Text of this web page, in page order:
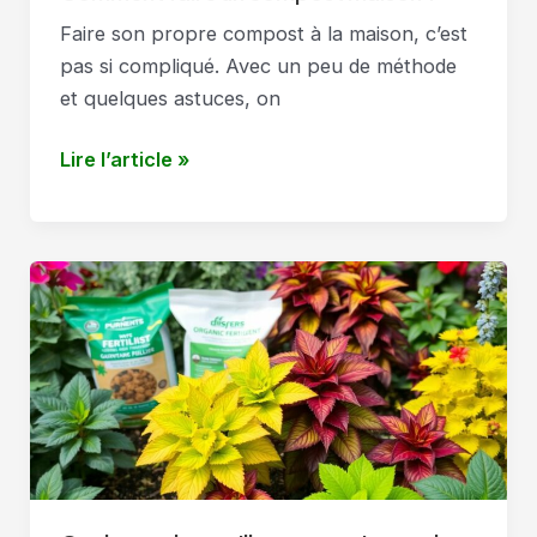
Faire son propre compost à la maison, c’est
pas si compliqué. Avec un peu de méthode
et quelques astuces, on
Comment
compost
maison
?
Lire l’article »